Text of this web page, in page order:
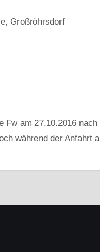
Großröhrsdorf
Fw am 27.10.2016
während der Anfahrt